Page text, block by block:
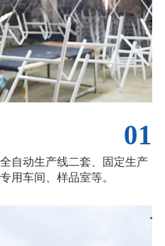
01
自动生产线二套、固定生产
用车间、样品室等。